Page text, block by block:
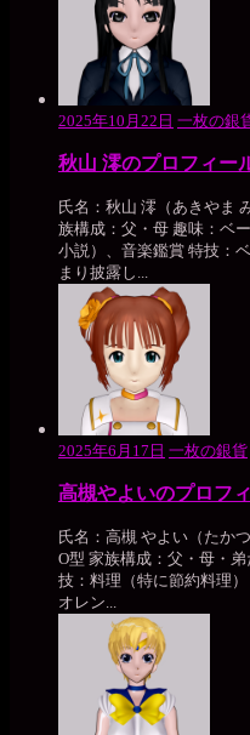
2025年10月22日 一枚の銀
秋山 澪のプロフィー
氏名：秋山 澪（あきやま
族構成：父・母 趣味：ベ
小説）、音楽鑑賞 特技：
まり披露し...
2025年6月17日 一枚の銀貨
高槻やよいのプロフ
氏名：高槻 やよい（たか
O型 家族構成：父・母・
技：料理（特に節約料理
オレン...